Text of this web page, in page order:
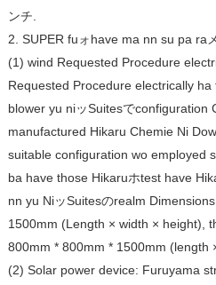
ンチ.
2. SUPER fuォhave ma nn su pa ra
(1) wind Requested Procedure
Requested Procedure electrically ha
blower yu niッSuitesでconfiguration
manufactured Hikaru Chemie Ni
suitable configuration wo employed
ba have those Hikaruホtest have
nn yu NiッSuitesのrealm
1500mm (Length × width × height),
800mm * 800mm * 1500mm (length
(2) Solar power device: Furuyama